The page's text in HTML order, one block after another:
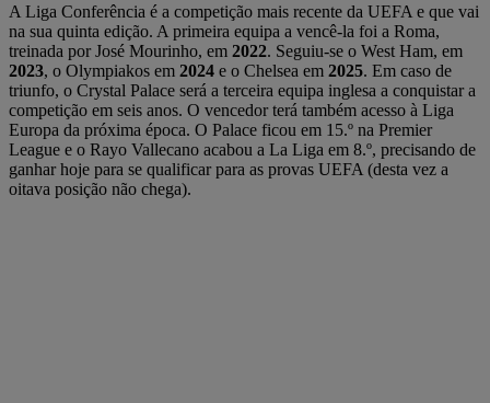
A Liga Conferência é a competição mais recente da UEFA e que vai
na sua quinta edição. A primeira equipa a vencê-la foi a Roma,
treinada por José Mourinho, em 2022. Seguiu-se o West Ham, em
2023, o Olympiakos em 2024 e o Chelsea em 2025. Em caso de
triunfo, o Crystal Palace será a terceira equipa inglesa a conquistar a
competição em seis anos. O vencedor terá também acesso à Liga
Europa da próxima época. O Palace ficou em 15.º na Premier
League e o Rayo Vallecano acabou a La Liga em 8.º, precisando de
ganhar hoje para se qualificar para as provas UEFA (desta vez a
oitava posição não chega).